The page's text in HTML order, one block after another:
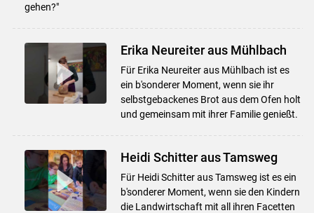
gehen?"
Erika Neureiter aus Mühlbach
Für Erika Neureiter aus Mühlbach ist es
ein b'sonderer Moment, wenn sie ihr
selbstgebackenes Brot aus dem Ofen holt
und gemeinsam mit ihrer Familie genießt.
Heidi Schitter aus Tamsweg
Für Heidi Schitter aus Tamsweg ist es ein
b'sonderer Moment, wenn sie den Kindern
die Landwirtschaft mit all ihren Facetten